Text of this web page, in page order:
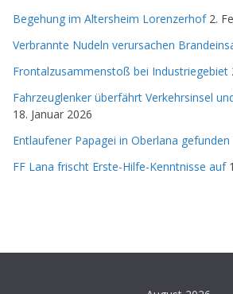
Begehung im Altersheim Lorenzerhof 2.
Verbrannte Nudeln verursachen
Frontalzusammenstoß bei Industriegebiet
Fahrzeuglenker überfährt Verkehrsinsel
18. Januar 2026
Entlaufener Papagei in Oberlana gefunden
FF Lana frischt Erste-Hilfe-Kenntnisse auf